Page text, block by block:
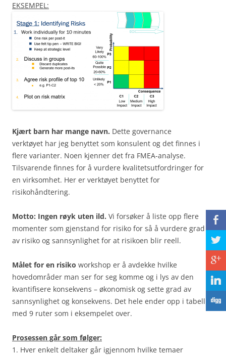
EKSEMPEL:
Kjært barn har mange navn. Dette governance
verktøyet har jeg benyttet som konsulent og det finnes i
flere varianter. Noen kjenner det fra FMEA-analyse.
Tilsvarende finnes for å vurdere kvalitetsutfordringer for
en virksomhet. Her er verktøyet benyttet for
risikohåndtering.
Motto: Ingen røyk uten ild. Vi forsøker å liste opp flere
momenter som gjenstand for risiko for så å vurdere grad
av risiko og sannsynlighet for at risikoen blir reell.
Målet for en risiko workshop er å avdekke hvilke
hovedområder man ser for seg komme og i lys av den
kvantifisere konsekvens – økonomisk og sette grad av
sannsynlighet og konsekvens. Det hele ender opp i tabell
med 9 ruter som i eksempelet over.
Prosessen går som følger:
1. Hver enkelt deltaker går igjennom hvilke temaer
b
a
c
j
F